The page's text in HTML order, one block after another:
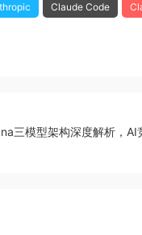
Claude Code
三模型架构深度解析，AI